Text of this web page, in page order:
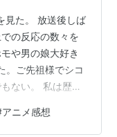
見た。 放送後しば
の反応の数々を
や男の娘大好き
。ご先祖様でシコ
ない。 私は歴史
だなと思った。
アニメ感想